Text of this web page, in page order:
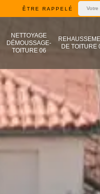
ÊTRE RAPPELÉ
NETTOYAGE
DÉMOUSSAGE-
TOITURE 06
DE TOITURE